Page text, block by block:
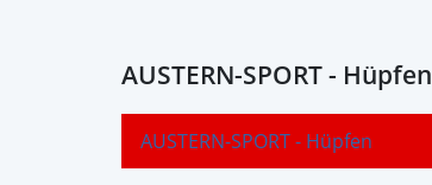
AUSTERN-SPORT - Hüpfen
AUSTERN-SPORT - Hüpfen